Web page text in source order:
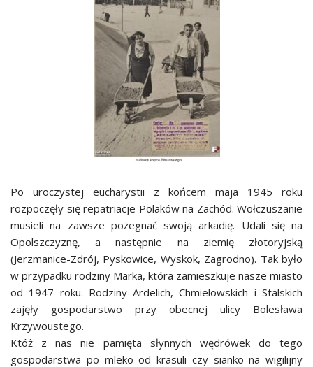
Po uroczystej eucharystii z końcem maja 1945 roku
rozpoczęły się repatriacje Polaków na Zachód. Wołczuszanie
musieli na zawsze pożegnać swoją arkadię. Udali się na
Opolszczyznę, a następnie na ziemię złotoryjską
(Jerzmanice-Zdrój, Pyskowice, Wyskok, Zagrodno). Tak było
w przypadku rodziny Marka, która zamieszkuje nasze miasto
od 1947 roku. Rodziny Ardelich, Chmielowskich i Stalskich
zajęły gospodarstwo przy obecnej ulicy Bolesława
Krzywoustego.
Któż z nas nie pamięta słynnych wędrówek do tego
gospodarstwa po mleko od krasuli czy sianko na wigilijny